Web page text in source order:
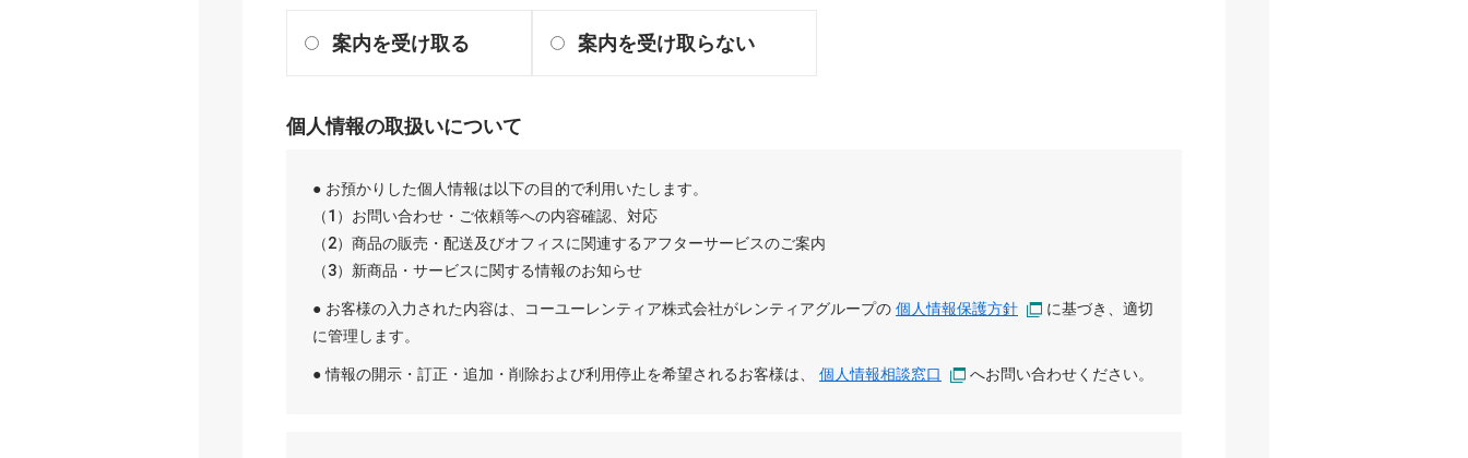
案内を受け取る 案内を受け取らない
個人情報の取扱いについて
● お預かりした個人情報は以下の目的で利用いたします。
（1）お問い合わせ・ご依頼等への内容確認、対応
（2）商品の販売・配送及びオフィスに関連するアフターサービスのご案内
（3）新商品・サービスに関する情報のお知らせ
● お客様の入力された内容は、 コーユーレンティア株式会社がレンティアグループの 個人情報保護方針
に基づき、適切
に管理します。
● 情報の開示・訂正・追加・削除および利用停止を希望されるお客様は、 個人情報相談窓口 へお問い合わせください。